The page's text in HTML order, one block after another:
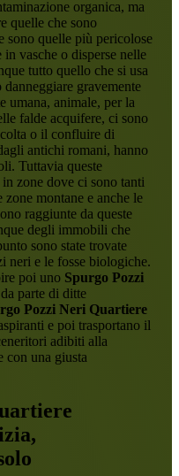
organica, ma
quelle che sono
sono quelle più pericolose
in vasche o disperse nelle
tutto quello che si usa
gravemente
umana, animale, per la
falde acquifere, ci sono
o il confluire di
antichi romani, hanno
Tuttavia queste
zone dove ci sono tanti
montane e anche le
raggiunte da queste
degli immobili che
sono state trovate
neri e le fosse biologiche.
poi uno Spurgo Pozzi
parte di ditte
Pozzi Neri Quartiere
e poi trasportano il
adibiti alla
con una giusta